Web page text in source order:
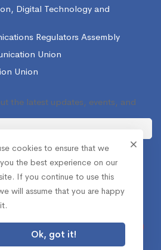
Digital Technology and
Regulators Assembly
Union
Union
the latest updates, events, and
information from the
cookies to ensure that we
the best experience on our
If you continue to use this
will assume that you are happy
Ok, got it!